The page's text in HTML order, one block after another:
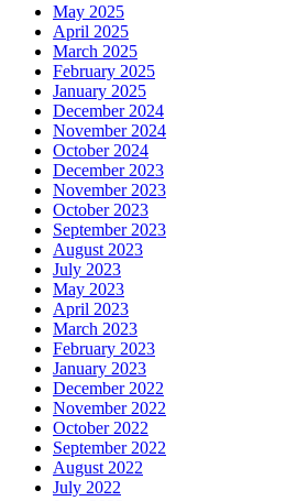
May 2025
April 2025
March 2025
February 2025
January 2025
December 2024
November 2024
October 2024
December 2023
November 2023
October 2023
September 2023
August 2023
July 2023
May 2023
April 2023
March 2023
February 2023
January 2023
December 2022
November 2022
October 2022
September 2022
August 2022
July 2022